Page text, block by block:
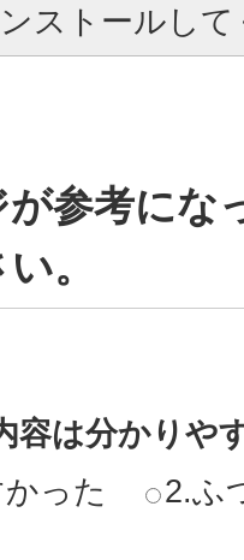
ストールし
参考にな
。
容は分かりや
った
2.ふ